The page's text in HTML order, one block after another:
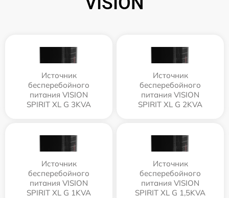
Источник
бесперебойного
питания VISION
SPIRIT XL G 3KVA
Источник
бесперебойного
питания VISION
SPIRIT XL G 2KVA
Источник
бесперебойного
питания VISION
SPIRIT XL G 1KVA
Источник
бесперебойного
питания VISION
SPIRIT XL G 1,5KVA